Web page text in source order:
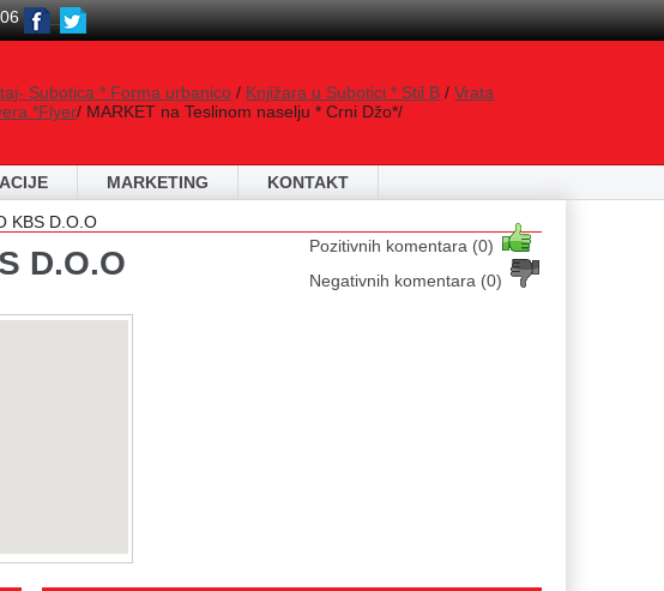
Subotica * Forma urbanico / Knjižara u Subotici * Stil B /Vrata
*Flyer/ MARKET na Teslinom naselju * Crni Džo*/
MARKETING KONTAKT
KBS D.O.O
D.O.O
Pozitivnih komentara (0)
Negativnih komentara (0)